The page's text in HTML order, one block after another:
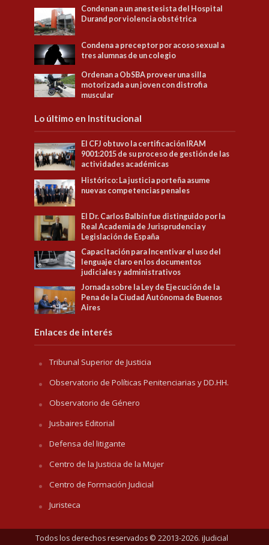
Condenan a un anestesista del Hospital
Durand por violencia obstétrica
Condena a preceptor por acoso sexual a
tres alumnas de un colegio
Ordenan a ObSBA proveer una silla
motorizada a un joven con distrofia
muscular
Lo último en Institucional
El CFJ obtuvo la certificación IRAM
9001:2015 de su proceso de gestión de las
actividades académicas
Histórico: La justicia porteña asume
nuevas competencias penales
El Dr. Carlos Balbín fue distinguido por la
Real Academia de Jurisprudencia y
Legislación de España
Capacitación para Incentivar el uso del
lenguaje claro en los documentos
judiciales y administrativos
Jornada sobre la Ley de Ejecución de la
Pena de la Ciudad Autónoma de Buenos
Aires
Enlaces de interés
Tribunal Superior de Justicia
Observatorio de Políticas Penitenciarias y DD.HH.
Observatorio de Género
Jusbaires Editorial
Defensa del litigante
Centro de la Justicia de la Mujer
Centro de Formación Judicial
Juristeca
Todos los derechos reservados © 22013-2026. iJudicial